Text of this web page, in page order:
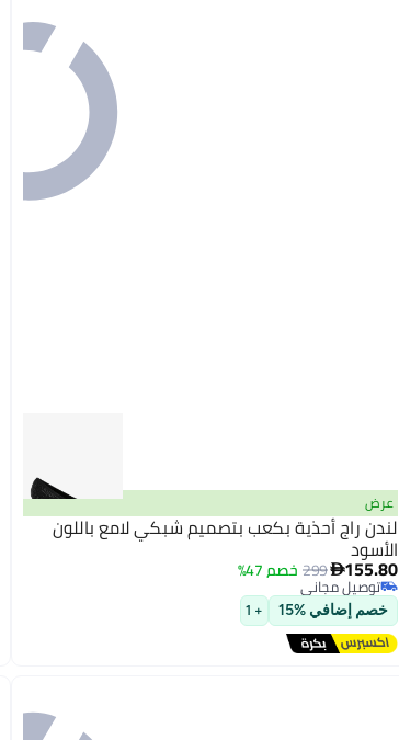
3
عرض
لندن راج أحذية بكعب بتصميم شبكي لامع باللون
الأسود
155.80
299خصم 47%
توصيل مجاني
توصيل مجاني
خصم إضافي %15 + 1